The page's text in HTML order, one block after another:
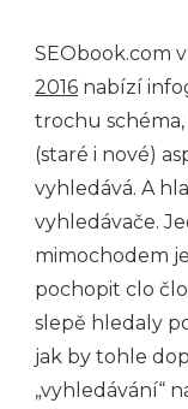
SEObook.com v
2016 nabízí
trochu
(staré i nové)
vyhledává. A
vyhledávače.
mimochodem
pochopit clo
slepě hledaly
jak by tohle
„vyhledávání“